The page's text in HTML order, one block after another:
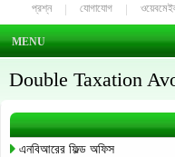
প্রশ্ন যোগাযোগ
MENU
Double Taxation
এনবিআরের ফিল্ড অফিস